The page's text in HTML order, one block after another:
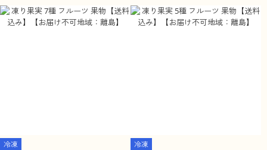
冷凍 冷凍